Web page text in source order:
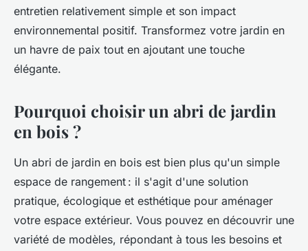
entretien relativement simple et son impact
environnemental positif. Transformez votre jardin en
un havre de paix tout en ajoutant une touche
élégante.
Pourquoi choisir un abri de jardin
en bois ?
Un abri de jardin en bois est bien plus qu'un simple
espace de rangement : il s'agit d'une solution
pratique, écologique et esthétique pour aménager
votre espace extérieur. Vous pouvez en découvrir une
variété de modèles, répondant à tous les besoins et